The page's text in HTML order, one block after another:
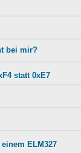
bei mir?
statt 0xE7
ELM327